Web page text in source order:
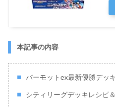
本記事の内容
パーモットex最新優勝デッ
シティリーグデッキレシピ